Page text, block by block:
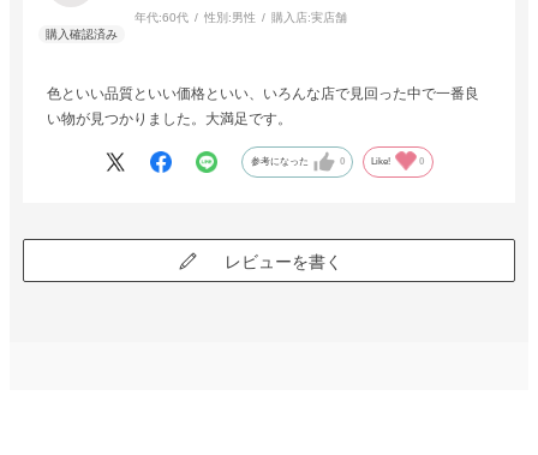
年代:60代 性別:男性 購入店:実店舗
色といい品質といい価格といい、いろんな店で見回った中で一番良
い物が見つかりました。大満足です。
参考になった 0 Like! 0
レビューを書く